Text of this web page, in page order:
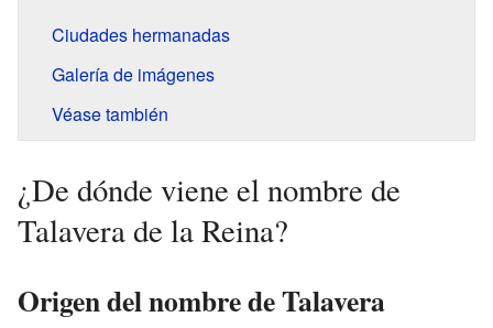
Ciudades hermanadas
Galería de imágenes
Véase también
¿De dónde viene el nombre de
Talavera de la Reina?
Origen del nombre de Talavera